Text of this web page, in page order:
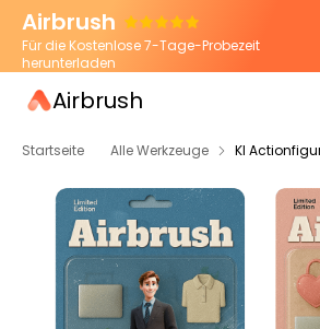
Airbrush
Für die Kostenlose 7-Tage-Probezeit
herunterladen
Airbrush
Startseite Alle Werkzeuge